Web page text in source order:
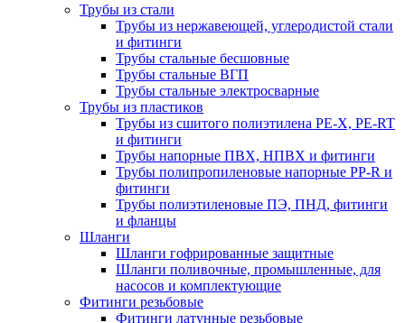
Трубы из стали
Трубы из нержавеющей, углеродистой стали
и фитинги
Трубы стальные бесшовные
Трубы стальные ВГП
Трубы стальные электросварные
Трубы из пластиков
Трубы из сшитого полиэтилена PE-X, PE-RT
и фитинги
Трубы напорные ПВХ, НПВХ и фитинги
Трубы полипропиленовые напорные PP-R и
фитинги
Трубы полиэтиленовые ПЭ, ПНД, фитинги
и фланцы
Шланги
Шланги гофрированные защитные
Шланги поливочные, промышленные, для
насосов и комплектующие
Фитинги резьбовые
Фитинги латунные резьбовые